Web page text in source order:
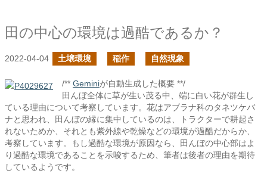
田の中心の環境は過酷であるか？
2022-04-04 土壌環境 稲作 自然現象
/** Geminiが自動生成した概要 **/
田んぼ全体に草が生い茂る中、端に白い花が群生し
ている理由について考察しています。花はアブラナ科のタネツケバ
ナと思われ、田んぼの縁に集中しているのは、トラクターで耕起さ
れないためか、それとも紫外線や乾燥などの環境が過酷だからか、
考察しています。もし過酷な環境が原因なら、田んぼの中心部はよ
り過酷な環境であることを示唆するため、筆者は後者の理由を期待
しているようです。